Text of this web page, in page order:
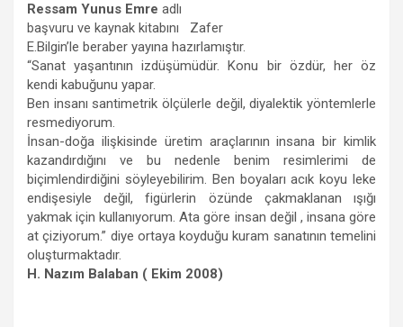
Ressam Yunus Emre adlı
başvuru ve kaynak kitabını Zafer
E.Bilgin’le beraber yayına hazırlamıştır.
“Sanat yaşantının izdüşümüdür. Konu bir özdür, her öz
kendi kabuğunu yapar.
Ben insanı santimetrik ölçülerle değil, diyalektik yöntemlerle
resmediyorum.
İnsan-doğa ilişkisinde üretim araçlarının insana bir kimlik
kazandırdığını ve bu nedenle benim resimlerimi de
biçimlendirdiğini söyleyebilirim. Ben boyaları acık koyu leke
endişesiyle değil, figürlerin özünde çakmaklanan ışığı
yakmak için kullanıyorum. Ata göre insan değil , insana göre
at çiziyorum.” diye ortaya koyduğu kuram sanatının temelini
oluşturmaktadır.
H. Nazım Balaban ( Ekim 2008)